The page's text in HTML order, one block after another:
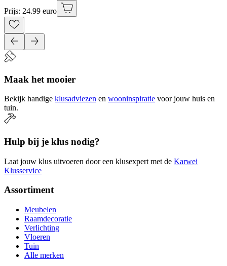
Prijs: 24.99 euro
Maak het mooier
Bekijk handige klusadviezen en wooninspiratie voor jouw huis en
tuin.
Hulp bij je klus nodig?
Laat jouw klus uitvoeren door een klusexpert met de Karwei
Klusservice
Assortiment
Meubelen
Raamdecoratie
Verlichting
Vloeren
Tuin
Alle merken